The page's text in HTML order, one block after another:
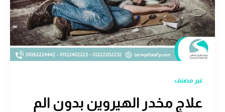
غير مصنف
علاج مخدر الهيروين بدون الم